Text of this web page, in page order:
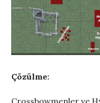
Çözülme: